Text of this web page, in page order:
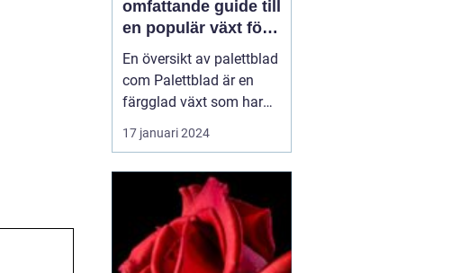
omfattande guide till
en populär växt för
privatpersoner
En översikt av palettblad
com Palettblad är en
färgglad växt som har
blivit väldigt populär
bland
inom inredning. En
växthusodlare i USA,
Walter Turner, har
utvecklat en
17 januari 2024